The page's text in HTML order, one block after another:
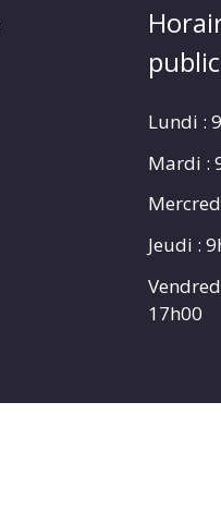
public
Lundi :
Mardi :
Jeudi :
17h00